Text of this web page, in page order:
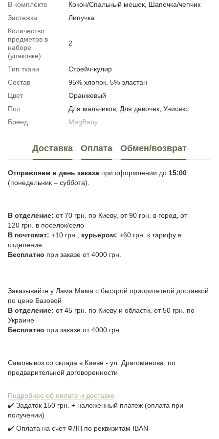
В комплекте
Кокон/Спальный мешок, Шапочка/чепчик
Застежка
Липучка
Количество
предметов в
наборе
(упаковке)
2
Тип ткани
Стрейч-кулир
Состав
95% хлопок, 5% эластан
Цвет
Оранжевый
Пол
Для мальчиков, Для девочек, Унисекс
Бренд
MagBaby
Доставка Оплата Обмен/возврат
Отправляем в день заказа при оформлении до 15:00
(понедельник – суббота).
В отделение: от 70 грн. по Киеву, от 90 грн. в город, от
120 грн. в поселок/село
В почтомат: +10 грн., курьером: +60 грн. к тарифу в
отделение
Бесплатно при заказе от 4000 грн.
Заказывайте у Лама Мама с быстрой приоритетной доставкой
по цене Базовой
В отделение: от 45 грн. по Киеву и области, от 50 грн. по
Украине
Бесплатно при заказе от 4000 грн.
Самовывоз со склада в Киеве - ул. Драгоманова, по
предварительной договоренности
Подробнее об оплате и доставке
✔️ Задаток 150 грн. + наложенный платеж (оплата при
получении)
✔️ Оплата на счет ФЛП по реквизитам IBAN